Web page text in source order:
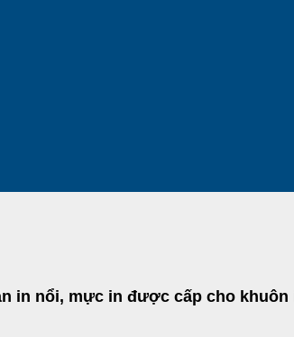
in nổi, mực in được cấp cho